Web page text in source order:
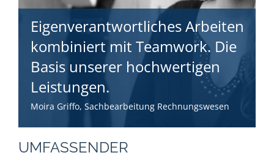
Eigenverantwortliches Arbeiten
kombiniert mit Teamwork. Die
Basis unserer hochwertigen
Leistungen.
Moira Griffo, Sachbearbeitung Rechnungswesen
UMFASSENDER